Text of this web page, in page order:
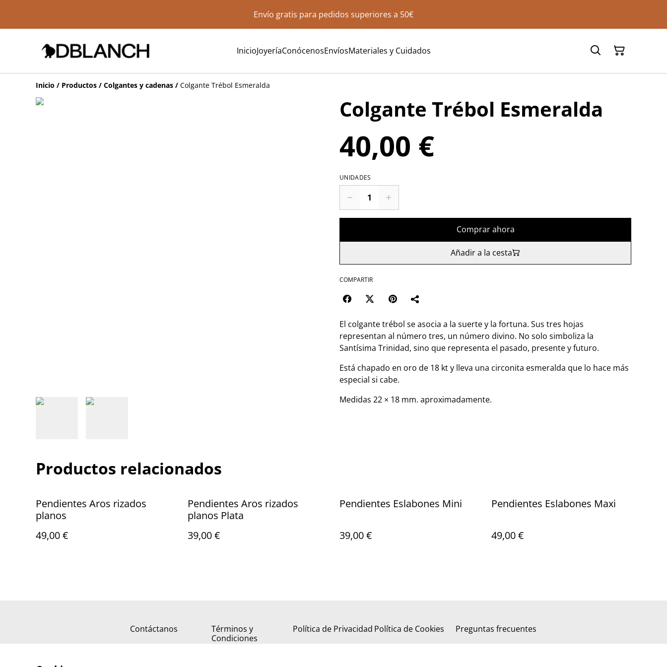
Envío gratis para pedidos superiores a 50€
InicioJoyeríaConócenosEnvíosMateriales y Cuidados
Inicio / Productos / Colgantes y cadenas / Colgante Trébol Esmeralda
Colgante Trébol Esmeralda
40,00 €
UNIDADES
Comprar ahora
Añadir a la cesta
COMPARTIR
El colgante trébol se asocia a la suerte y la fortuna. Sus tres hojas
representan al número tres, un número divino. No solo simboliza la
Santísima Trinidad, sino que representa el pasado, presente y futuro.
Está chapado en oro de 18 kt y lleva una circonita esmeralda que lo hace más
especial si cabe.
Medidas 22 × 18 mm. aproximadamente.
Productos relacionados
Pendientes Aros rizados
planos
49,00 €
Pendientes Aros rizados
planos Plata
39,00 €
Pendientes Eslabones Mini
39,00 €
Pendientes Eslabones Maxi
49,00 €
Contáctanos
Términos y
Condiciones
Política de Privacidad Política de Cookies Preguntas frecuentes